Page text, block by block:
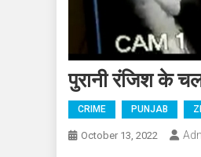
पुरानी रंजिश के
CRIME PUNJAB
October 13, 2022